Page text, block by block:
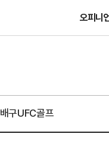
오피니
배구UFC골프